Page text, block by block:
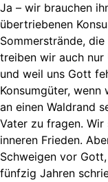
Ja – wir brauchen
übertriebenen
Sommerstrände,
treiben wir auch nur
und weil uns Gott
Konsumgüter,
an einen Waldrand
Vater zu fragen.
inneren Frieden.
Schweigen vor
fünfzig Jahren